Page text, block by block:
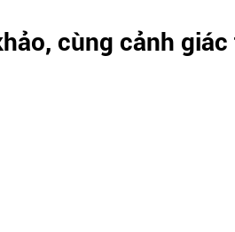
cùng cảnh